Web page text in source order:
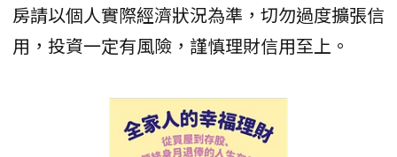
房請以個人實際經濟狀況為準，切勿過度擴張信
用，投資一定有風險，謹慎理財信用至上。